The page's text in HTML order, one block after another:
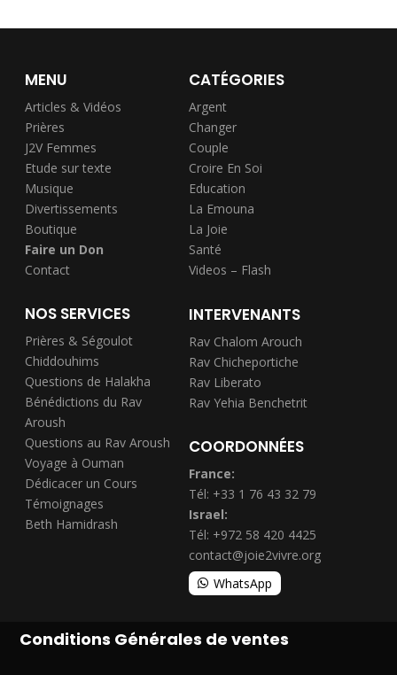
MENU
Articles & Vidéos
Prières
J2V Femmes
Etude sur texte
Musique
Divertissements
Boutique
Faire un Don
Contact
CATÉGORIES
Argent
Changer
Couple
Croire En Soi
Education
La Emouna
La Joie
Santé
Videos – Flash
NOS SERVICES
Prières & Ségoulot
Chiddouhims
Questions de Halakha
Bénédictions du Rav
Aroush
Questions au Rav Aroush
Voyage à Ouman
Dédicacer un Cours
Témoignages
Beth Hamidrash
INTERVENANTS
Rav Chalom Arouch
Rav Chicheportiche
Rav Liberato
Rav Yehia Benchetrit
COORDONNÉES
France:
Tél: +33 1 76 43 32 79
Israel:
Tél: +972 58 420 4425
contact@joie2vivre.org
WhatsApp
Conditions Générales de ventes